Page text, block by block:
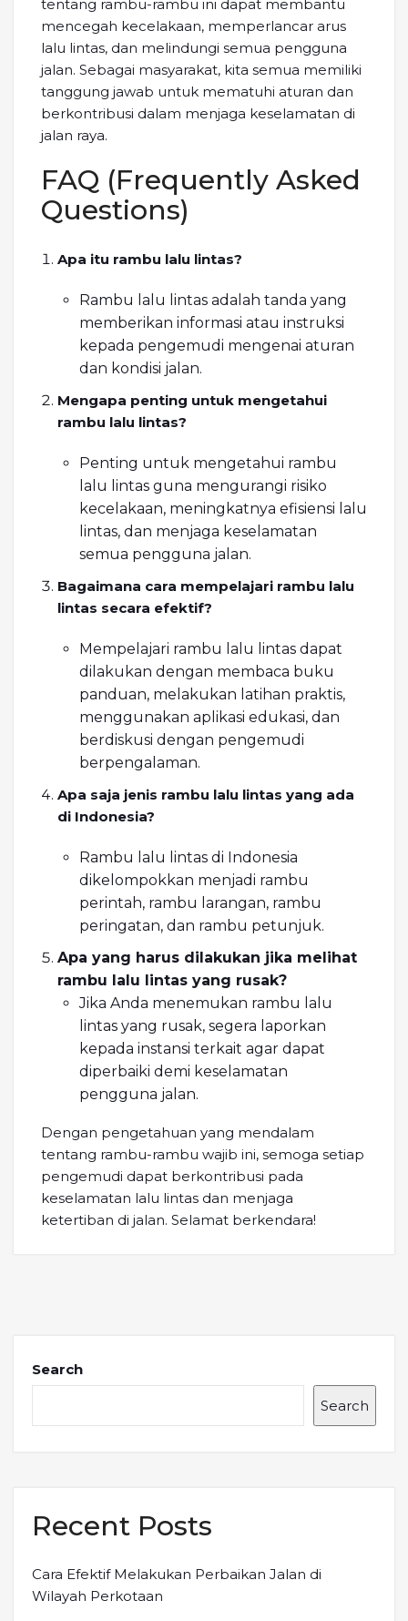
tentang rambu-rambu ini dapat membantu
mencegah kecelakaan, memperlancar arus
lalu lintas, dan melindungi semua pengguna
jalan. Sebagai masyarakat, kita semua memiliki
tanggung jawab untuk mematuhi aturan dan
berkontribusi dalam menjaga keselamatan di
jalan raya.
FAQ (Frequently Asked
Questions)
Apa itu rambu lalu lintas?
Rambu lalu lintas adalah tanda yang
memberikan informasi atau instruksi
kepada pengemudi mengenai aturan
dan kondisi jalan.
Mengapa penting untuk mengetahui
rambu lalu lintas?
Penting untuk mengetahui rambu
lalu lintas guna mengurangi risiko
kecelakaan, meningkatnya efisiensi lalu
lintas, dan menjaga keselamatan
semua pengguna jalan.
Bagaimana cara mempelajari rambu lalu
lintas secara efektif?
Mempelajari rambu lalu lintas dapat
dilakukan dengan membaca buku
panduan, melakukan latihan praktis,
menggunakan aplikasi edukasi, dan
berdiskusi dengan pengemudi
berpengalaman.
Apa saja jenis rambu lalu lintas yang ada
di Indonesia?
Rambu lalu lintas di Indonesia
dikelompokkan menjadi rambu
perintah, rambu larangan, rambu
peringatan, dan rambu petunjuk.
Apa yang harus dilakukan jika melihat
rambu lalu lintas yang rusak?
Jika Anda menemukan rambu lalu
lintas yang rusak, segera laporkan
kepada instansi terkait agar dapat
diperbaiki demi keselamatan
pengguna jalan.
Dengan pengetahuan yang mendalam
tentang rambu-rambu wajib ini, semoga setiap
pengemudi dapat berkontribusi pada
keselamatan lalu lintas dan menjaga
ketertiban di jalan. Selamat berkendara!
Search
Search
Recent Posts
Cara Efektif Melakukan Perbaikan Jalan di
Wilayah Perkotaan